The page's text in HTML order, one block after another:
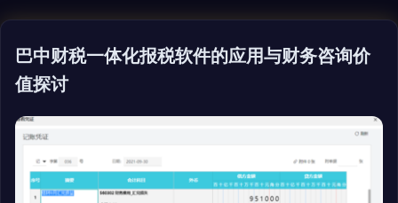
巴中财税一体化报税软件的应用与财务咨询价
值探讨